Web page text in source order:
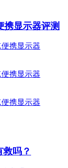
携显示器评测
吗？